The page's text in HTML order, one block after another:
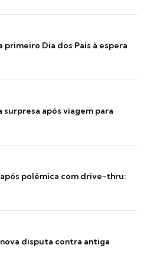
Dia dos Pais à espera
após viagem para
polêmica com drive-thru:
disputa contra antiga